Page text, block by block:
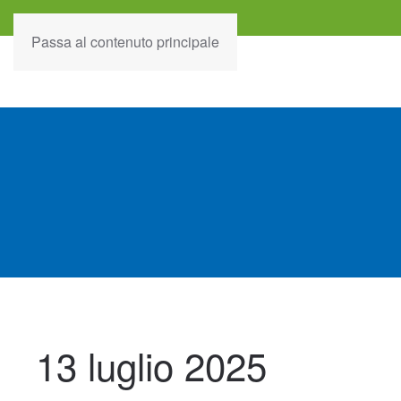
Passa al contenuto principale
13 luglio 2025